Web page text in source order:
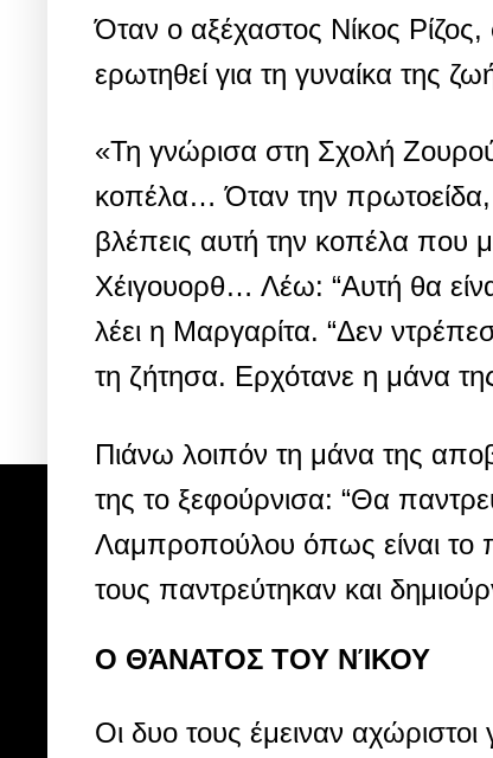
Όταν ο αξέχαστος Νίκος Ρίζος,
ερωτηθεί για τη γυναίκα της
«Τη γνώρισα στη Σχολή
κοπέλα… Όταν την
βλέπεις αυτή την κοπέλα που
Χέιγουορθ… Λέω: “Αυτή θα
λέει η Μαργαρίτα. “Δεν
τη ζήτησα. Ερχότανε η μάνα
Πιάνω λοιπόν τη μάνα της
της το ξεφούρνισα: “Θα
Λαμπροπούλου όπως είναι το
τους παντρεύτηκαν και
Ο ΘΆΝΑΤΟΣ ΤΟΥ ΝΊΚΟΥ
Οι δυο τους έμειναν